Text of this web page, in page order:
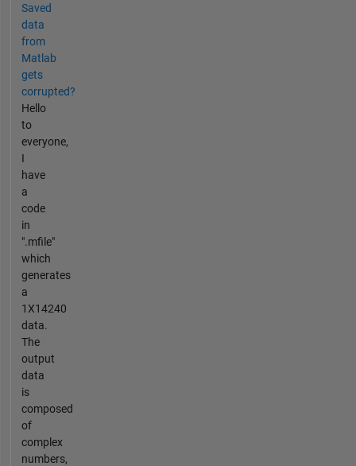
Saved
data
from
Matlab
gets
corrupted?
Hello
to
everyone,
I
have
a
code
in
".mfile"
which
generates
a
1X14240
data.
The
output
data
is
composed
of
complex
numbers,